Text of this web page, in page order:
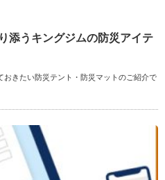
添うキングジムの防災アイテ
おきたい防災テント・防災マットのご紹介で